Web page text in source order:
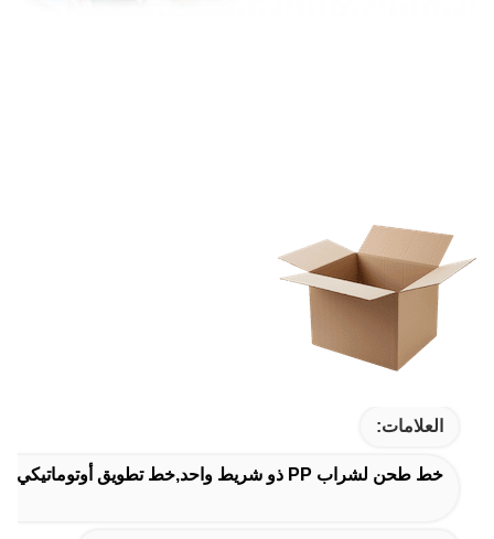
العلامات:
خط طحن لشراب PP ذو شريط واحد,خط تطويق أوتوماتيكي لشراب PP,خط التطويق 9mm PP رباط الشريط